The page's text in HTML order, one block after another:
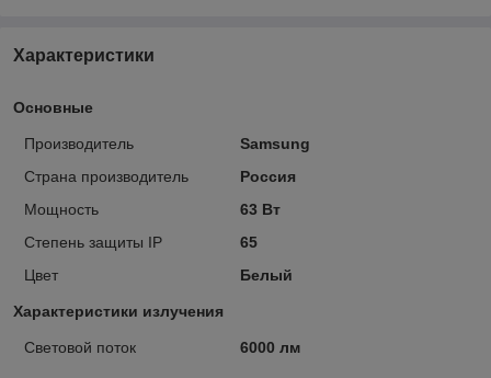
Характеристики
Основные
Производитель
Samsung
Страна производитель
Россия
Мощность
63 Вт
Степень защиты IP
65
Цвет
Белый
Характеристики излучения
Световой поток 6000 лм